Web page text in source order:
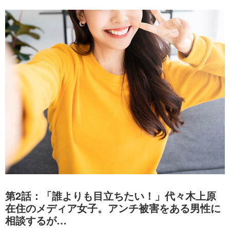
第2話：「誰よりも目立ちたい！」代々木上原
在住のメディア女子。アンチ被害をある男性に
相談するが…